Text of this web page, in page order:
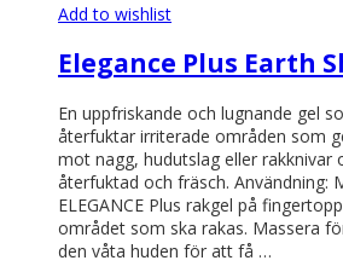
Add to wishlist
Elegance Plus Earth
En uppfriskande och lugnande gel
återfuktar irriterade områden som
mot nagg, hudutslag eller rakknivar
återfuktad och fräsch. Användning:
ELEGANCE Plus rakgel på
området som ska rakas. Massera
den våta huden för att få …